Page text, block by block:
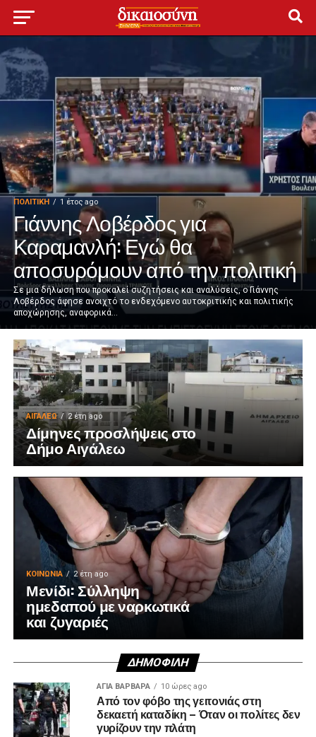
ΠΟΛΙΤΙΚΉ 1 έτος ago
Γιάννης Λοβέρδος για
Καραμανλή: Εγώ θα
αποσυρόμουν από την πολιτική
Σε μια δήλωση που προκαλεί συζητήσεις και αναλύσεις, ο Γιάννης
Λοβέρδος άφησε ανοιχτό το ενδεχόμενο αυτοκριτικής και πολιτικής
αποχώρησης, αναφορικά...
ΑΙΓΑΛΕΩ 2 έτη ago
Δίμηνες προσλήψεις στο
Δήμο Αιγάλεω
ΚΟΙΝΩΝΊΑ 2 έτη ago
Μενίδι: Σύλληψη
ημεδαπού με ναρκωτικά
και ζυγαριές
ΔΗΜΟΦΙΛΉ
ΑΓΙΑ ΒΑΡΒΑΡΑ 10 ώρες ago
Από τον φόβο της γειτονιάς στη
δεκαετή καταδίκη – Όταν οι πολίτες δεν
γυρίζουν την πλάτη